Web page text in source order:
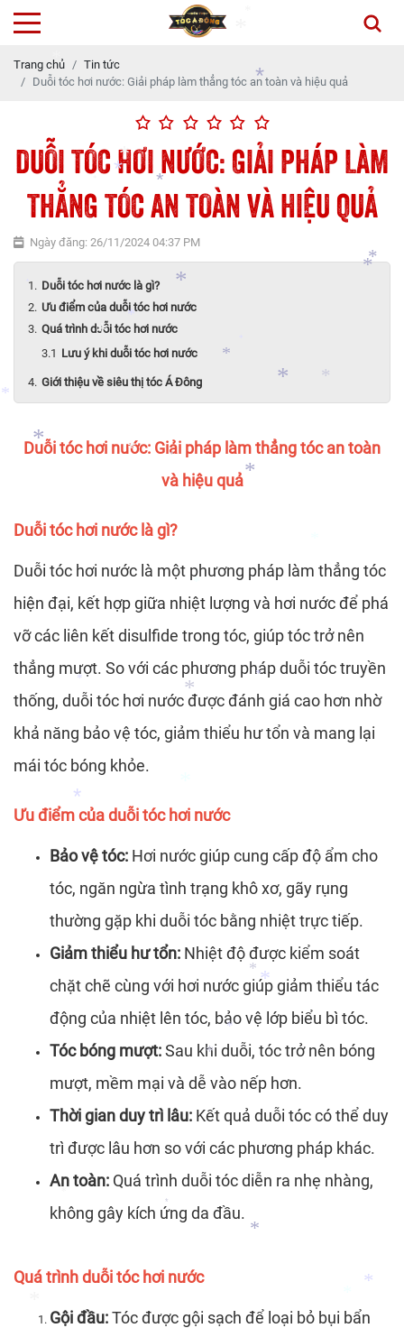
*
*
*
*
*
*
*
*
*
*
*
*
*
*
*
*
*
*
*
*
*
*
*
*
*
Trang chủ
Tin tức
Duỗi tóc hơi nước: Giải pháp làm thẳng tóc an toàn và hiệu quả
DUỖI TÓC HƠI NƯỚC: GIẢI PHÁP LÀM
THẲNG TÓC AN TOÀN VÀ HIỆU QUẢ
Ngày đăng: 26/11/2024 04:37 PM
Duỗi tóc hơi nước là gì?
Ưu điểm của duỗi tóc hơi nước
Quá trình duỗi tóc hơi nước
Lưu ý khi duỗi tóc hơi nước
Giới thiệu về siêu thị tóc Á Đông
Duỗi tóc hơi nước: Giải pháp làm thẳng tóc an toàn
và hiệu quả
Duỗi tóc hơi nước là gì?
Duỗi tóc hơi nước là một phương pháp làm thẳng tóc
hiện đại, kết hợp giữa nhiệt lượng và hơi nước để phá
vỡ các liên kết disulfide trong tóc, giúp tóc trở nên
thẳng mượt. So với các phương pháp duỗi tóc truyền
thống, duỗi tóc hơi nước được đánh giá cao hơn nhờ
khả năng bảo vệ tóc, giảm thiểu hư tổn và mang lại
mái tóc bóng khỏe.
Ưu điểm của duỗi tóc hơi nước
Bảo vệ tóc: Hơi nước giúp cung cấp độ ẩm cho
tóc, ngăn ngừa tình trạng khô xơ, gãy rụng
thường gặp khi duỗi tóc bằng nhiệt trực tiếp.
Giảm thiểu hư tổn: Nhiệt độ được kiểm soát
chặt chẽ cùng với hơi nước giúp giảm thiểu tác
động của nhiệt lên tóc, bảo vệ lớp biểu bì tóc.
Tóc bóng mượt:Sau khi duỗi, tóc trở nên bóng
mượt, mềm mại và dễ vào nếp hơn.
Thời gian duy trì lâu: Kết quả duỗi tóc có thể duy
trì được lâu hơn so với các phương pháp khác.
An toàn: Quá trình duỗi tóc diễn ra nhẹ nhàng,
không gây kích ứng da đầu.
Quá trình duỗi tóc hơi nước
Gội đầu:Tóc được gội sạch để loại bỏ bụi bẩn